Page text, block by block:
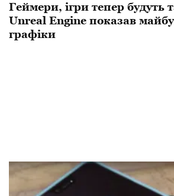
Геймери, ігри тепер будуть
Unreal Engine показав
графіки